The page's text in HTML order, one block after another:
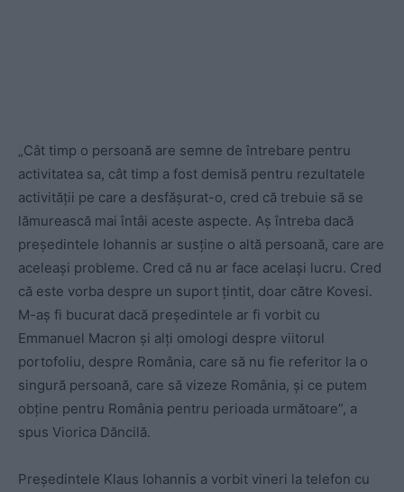
„Cât timp o persoană are semne de întrebare pentru
activitatea sa, cât timp a fost demisă pentru rezultatele
activității pe care a desfășurat-o, cred că trebuie să se
lămurească mai întâi aceste aspecte. Aș întreba dacă
președintele Iohannis ar susține o altă persoană, care are
aceleași probleme. Cred că nu ar face acelaşi lucru. Cred
că este vorba despre un suport țintit, doar către Kovesi.
M-aş fi bucurat dacă preşedintele ar fi vorbit cu
Emmanuel Macron şi alţi omologi despre viitorul
portofoliu, despre România, care să nu fie referitor la o
singură persoană, care să vizeze România, şi ce putem
obţine pentru România pentru perioada următoare”, a
spus Viorica Dăncilă.
Președintele Klaus Iohannis a vorbit vineri la telefon cu